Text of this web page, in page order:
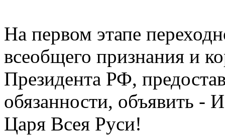
На первом этапе
всеобщего признания и
Президента РФ,
обязанности, объявить -
Царя Всея Руси!